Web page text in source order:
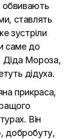
обвивають
ставлять
зустріли
саме до
Діда Мороза,
дідуха.
прикраса,
Він
добробуту,